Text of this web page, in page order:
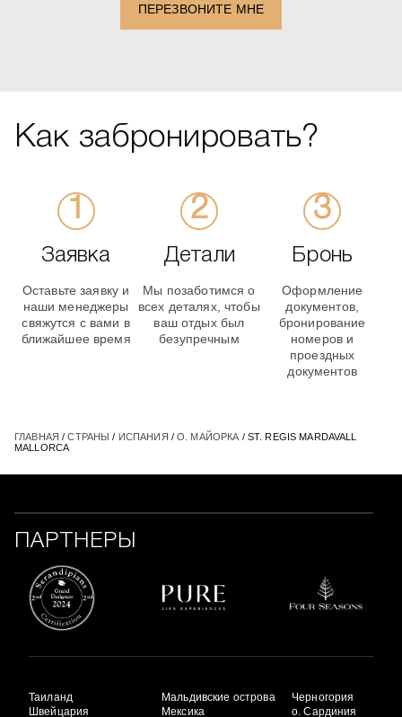
ПЕРЕЗВОНИТЕ МНЕ
Как забронировать?
Заявка
Оставьте заявку и
наши менеджеры
свяжутся с вами в
ближайшее время
Детали
Мы позаботимся о
всех деталях, чтобы
ваш отдых был
безупречным
Бронь
Оформление
документов,
бронирование
номеров и
проездных
документов
ГЛАВНАЯ /СТРАНЫ / ИСПАНИЯ /О. МАЙОРКА / ST. REGIS MARDAVALL
MALLORCA
ПАРТНЕРЫ
Таиланд
Швейцария
Мальдивские острова
Мексика
Черногория
о. Сардиния